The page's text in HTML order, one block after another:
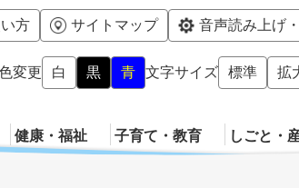
メニューを飛ばして本文へ
方 サイトマップ 音声読み上げ
変更 白 黒 青 文字サイズ 標準 拡
健康・福祉 子育て・教育 しごと・